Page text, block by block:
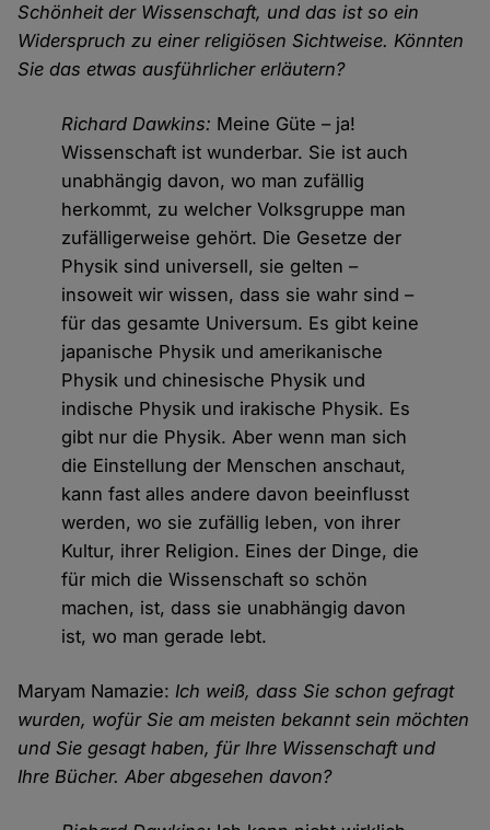
Schönheit der Wissenschaft, und das ist so ein
Widerspruch zu einer religiösen Sichtweise. Könnten
Sie das etwas ausführlicher erläutern?
Richard Dawkins: Meine Güte – ja!
Wissenschaft ist wunderbar. Sie ist auch
unabhängig davon, wo man zufällig
herkommt, zu welcher Volksgruppe man
zufälligerweise gehört. Die Gesetze der
Physik sind universell, sie gelten –
insoweit wir wissen, dass sie wahr sind –
für das gesamte Universum. Es gibt keine
japanische Physik und amerikanische
Physik und chinesische Physik und
indische Physik und irakische Physik. Es
gibt nur die Physik. Aber wenn man sich
die Einstellung der Menschen anschaut,
kann fast alles andere davon beeinflusst
werden, wo sie zufällig leben, von ihrer
Kultur, ihrer Religion. Eines der Dinge, die
für mich die Wissenschaft so schön
machen, ist, dass sie unabhängig davon
ist, wo man gerade lebt.
Maryam Namazie:Ich weiß, dass Sie schon gefragt
wurden, wofür Sie am meisten bekannt sein möchten
und Sie gesagt haben, für Ihre Wissenschaft und
Ihre Bücher. Aber abgesehen davon?